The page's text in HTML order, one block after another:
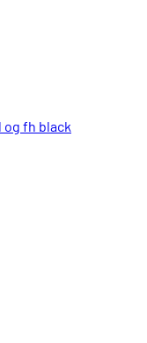
og fh black